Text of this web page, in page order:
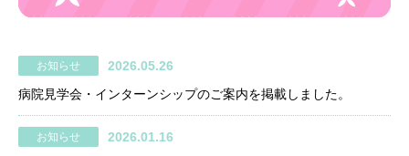
お知らせ
2026.05.26
病院見学会・インターンシップのご案内を掲載しました。
お知らせ
2026.01.16